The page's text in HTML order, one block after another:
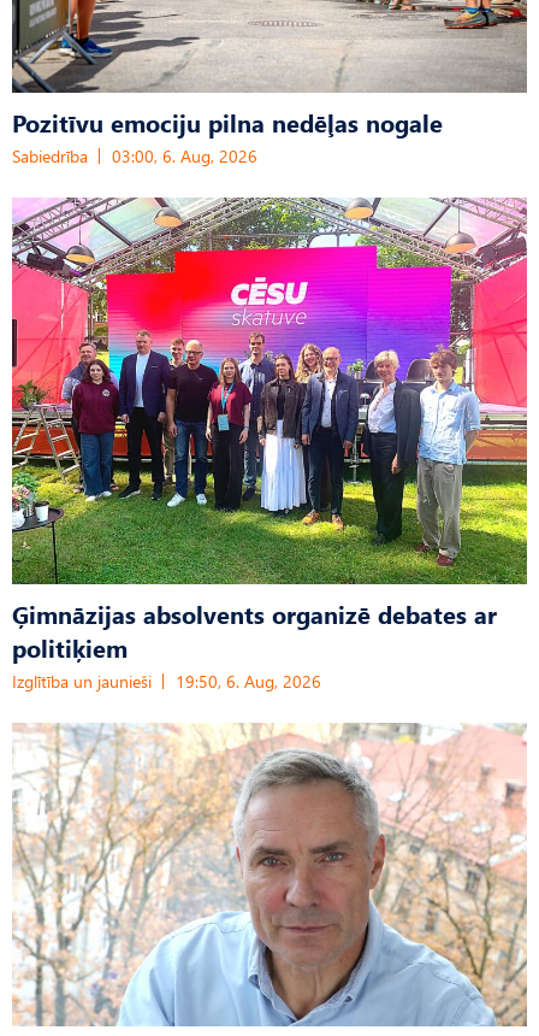
Pozitīvu emociju pilna nedēļas nogale
Sabiedrība 03:00, 6. Aug, 2026
Ģimnāzijas absolvents organizē debates ar
politiķiem
Izglītība un jaunieši 19:50, 6. Aug, 2026